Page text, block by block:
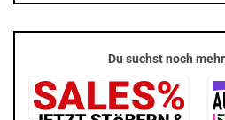
Du suchst noch